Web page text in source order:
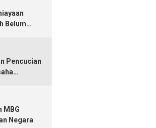
Belum
Pencucian
MBG
Negara